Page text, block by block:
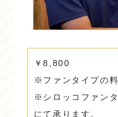
￥8,800
※ファンタイプの料
※シロッコファン
にて承ります。